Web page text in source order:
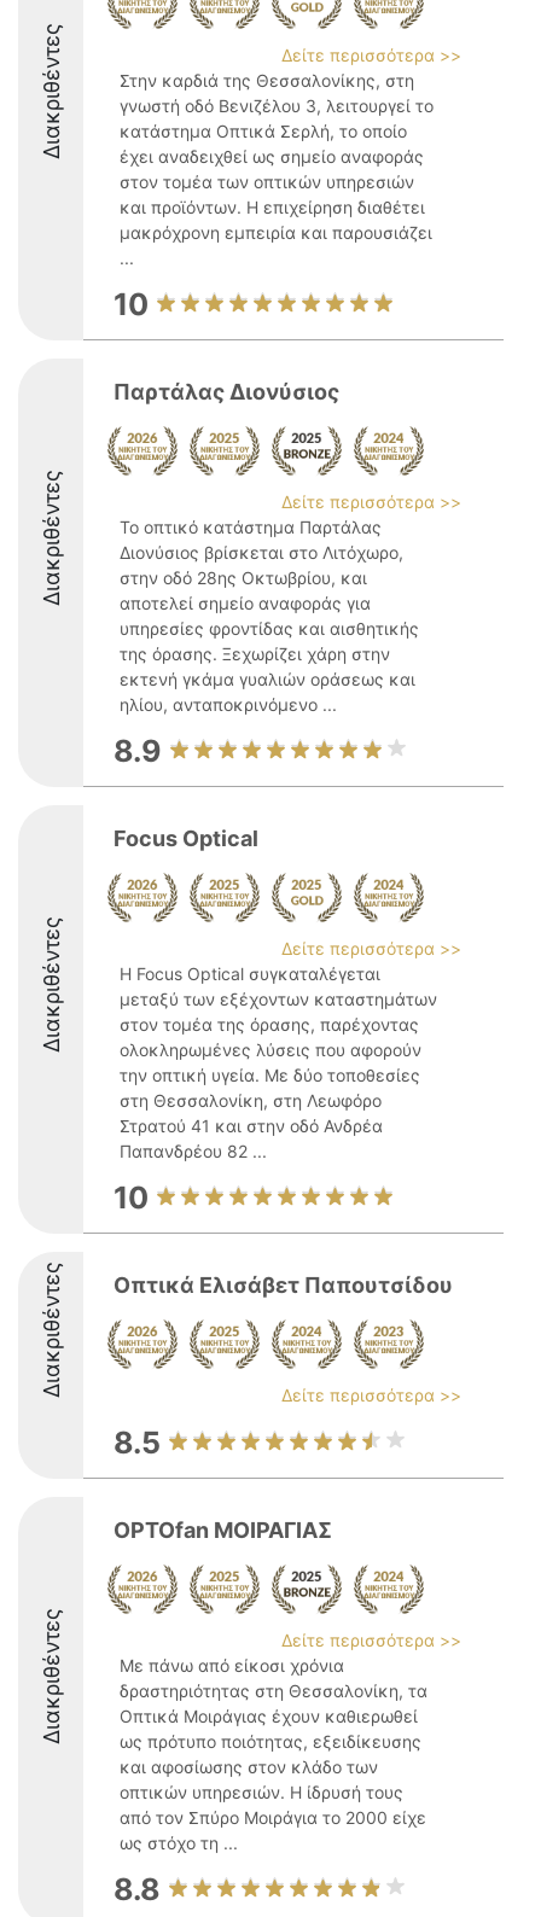
Διακριθέντες
Δείτε περισσότερα >>
Στην καρδιά της Θεσσαλονίκης, στη
γνωστή οδό Βενιζέλου 3, λειτουργεί το
κατάστημα Οπτικά Σερλή, το οποίο
έχει αναδειχθεί ως σημείο αναφοράς
στον τομέα των οπτικών υπηρεσιών
και προϊόντων. Η επιχείρηση διαθέτει
μακρόχρονη εμπειρία και παρουσιάζει
...
10
Διακριθέντες
Παρτάλας Διονύσιος
Δείτε περισσότερα >>
Το οπτικό κατάστημα Παρτάλας
Διονύσιος βρίσκεται στο Λιτόχωρο,
στην οδό 28ης Οκτωβρίου, και
αποτελεί σημείο αναφοράς για
υπηρεσίες φροντίδας και αισθητικής
της όρασης. Ξεχωρίζει χάρη στην
εκτενή γκάμα γυαλιών οράσεως και
ηλίου, ανταποκρινόμενο ...
8.9
Διακριθέντες
Focus Optical
Δείτε περισσότερα >>
Η Focus Optical συγκαταλέγεται
μεταξύ των εξέχοντων καταστημάτων
στον τομέα της όρασης, παρέχοντας
ολοκληρωμένες λύσεις που αφορούν
την οπτική υγεία. Με δύο τοποθεσίες
στη Θεσσαλονίκη, στη Λεωφόρο
Στρατού 41 και στην οδό Ανδρέα
Παπανδρέου 82 ...
10
Διακριθέντες Οπτικά Ελισάβετ Παπουτσίδου
Δείτε περισσότερα >>
8.5
Διακριθέντες
OPTOfan ΜΟΙΡΑΓΙΑΣ
Δείτε περισσότερα >>
Με πάνω από είκοσι χρόνια
δραστηριότητας στη Θεσσαλονίκη, τα
Οπτικά Μοιράγιας έχουν καθιερωθεί
ως πρότυπο ποιότητας, εξειδίκευσης
και αφοσίωσης στον κλάδο των
οπτικών υπηρεσιών. Η ίδρυσή τους
από τον Σπύρο Μοιράγια το 2000 είχε
ως στόχο τη ...
8.8